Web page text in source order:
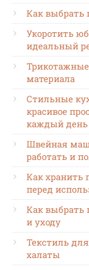
Как
Укоротить
идеальный
материала
Стильные
красивое
каждый день
Швейная
работать и
Как хранить
перед
Как выбрать
и уходу
Текстиль
халаты